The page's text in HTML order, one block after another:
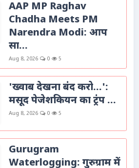
AAP MP Raghav
Chadha Meets PM
Narendra Modi: आप
सा...
Aug 8, 2026 0 5
'ख्वाब देखना बंद करो...':
मसूद पेजेशकियन का ट्रंप ...
Aug 8, 2026 0 5
Gurugram
Waterlogging: गुरुग्राम में